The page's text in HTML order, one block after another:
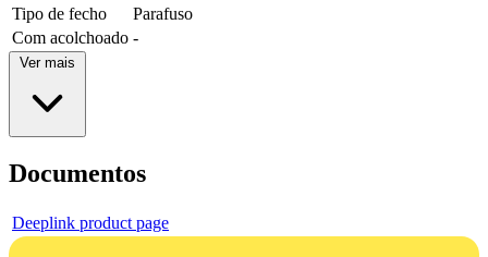
Tipo de fecho
Parafuso
Com acolchoado -
Ver mais
Documentos
Deeplink product page